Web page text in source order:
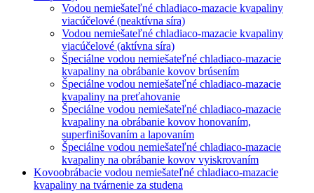
Vodou nemiešateľné chladiaco-mazacie kvapaliny
viacúčelové (neaktívna síra)
Vodou nemiešateľné chladiaco-mazacie kvapaliny
viacúčelové (aktívna síra)
Špeciálne vodou nemiešateľné chladiaco-mazacie
kvapaliny na obrábanie kovov brúsením
Špeciálne vodou nemiešateľné chladiaco-mazacie
kvapaliny na preťahovanie
Špeciálne vodou nemiešateľné chladiaco-mazacie
kvapaliny na obrábanie kovov honovaním,
superfinišovaním a lapovaním
Špeciálne vodou nemiešateľné chladiaco-mazacie
kvapaliny na obrábanie kovov vyiskrovaním
Kovoobrábacie vodou nemiešateľné chladiaco-mazacie
kvapaliny na tvárnenie za studena